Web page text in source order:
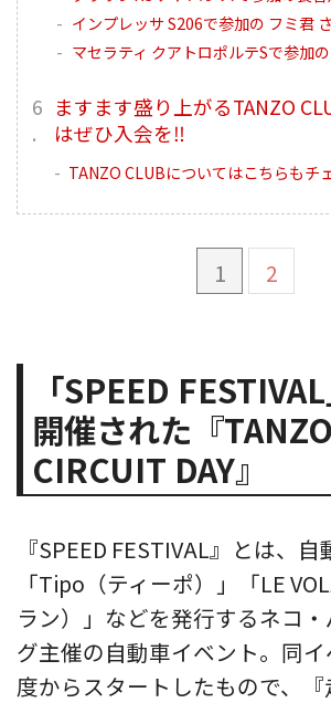
インプレッサ S206で参加の フミ君
マセラティ クアトロポルテSで参加
ますます盛り上がるTANZO
はぜひ入会を‼︎
TANZO CLUBについてはこちらもチ
1 2
「SPEED
開催された『
CIRCUIT DAY』
『SPEED FESTIVAL』とは、
「Tipo（ティーポ）」「LE
ラン）」などを発行するネコ
グ主催の自動車イベント。同
度からスタートしたもので、『